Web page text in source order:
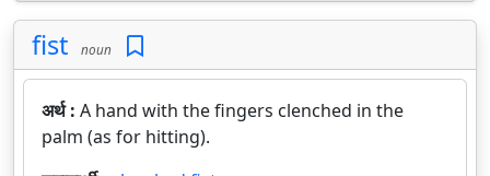
fist noun
अर्थ : A hand with the fingers clenched in the
palm (as for hitting).